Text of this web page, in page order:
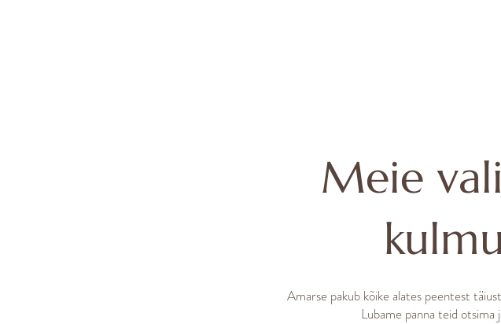
Meie
Amarse pakub kõike alates peentest
Lubame panna teid otsima